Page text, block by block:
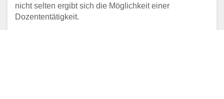
nicht selten ergibt sich die Möglichkeit einer
Dozententätigkeit.